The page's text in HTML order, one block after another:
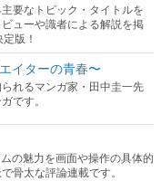
要なトピック・タイトルを
ューや識者による解説を掲
版！
イターの青春〜
れるマンガ家・田中圭一先
です。
の魅力を画面や操作の具体的
骨太な評論連載です。